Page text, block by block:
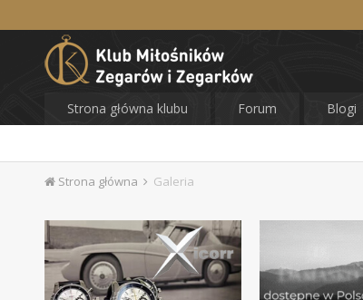
Strona główna klubu Forum Blogi
Strona główna Galeria